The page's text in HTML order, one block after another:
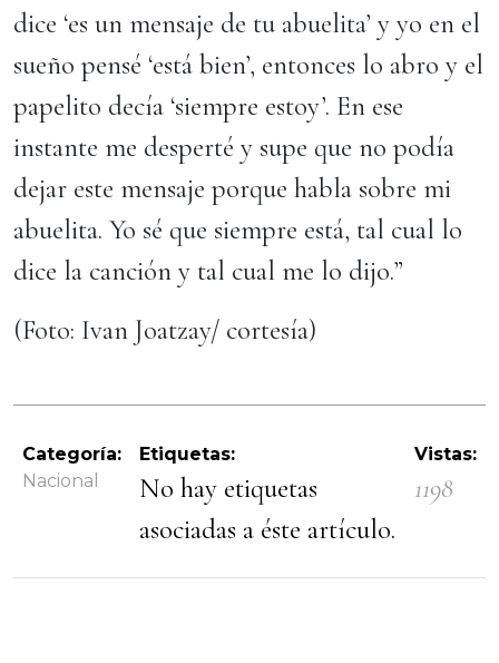
dice ‘es un mensaje de tu abuelita’ y yo en el
sueño pensé ‘está bien’, entonces lo abro y el
papelito decía ‘siempre estoy’. En ese
instante me desperté y supe que no podía
dejar este mensaje porque habla sobre mi
abuelita. Yo sé que siempre está, tal cual lo
dice la canción y tal cual me lo dijo.”
(Foto: Ivan Joatzay/ cortesía)
Categoría:
Nacional
Etiquetas:
No hay etiquetas
asociadas a éste artículo.
Vistas:
1198